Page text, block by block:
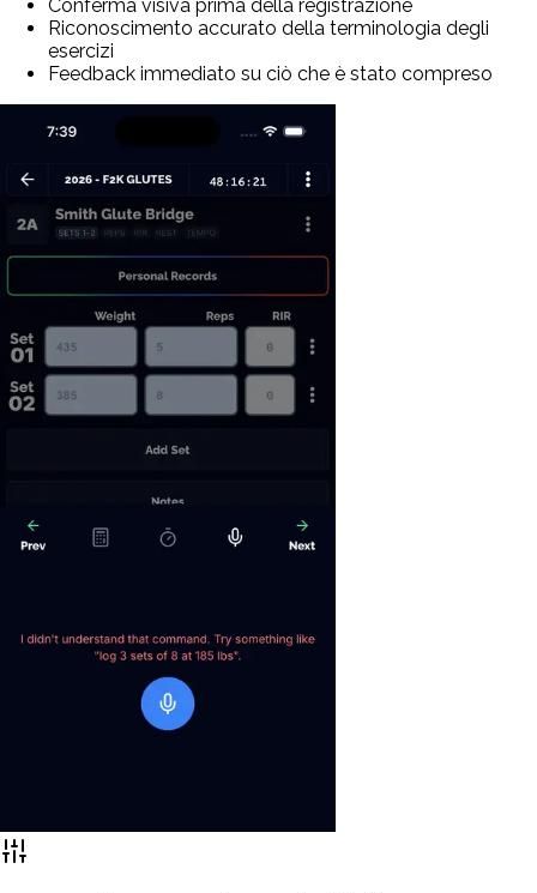
Conferma visiva prima della registrazione
Riconoscimento accurato della terminologia degli
esercizi
Feedback immediato su ciò che è stato compreso